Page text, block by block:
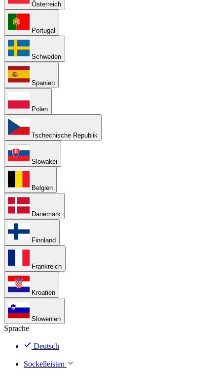
Österreich
Portugal
Schweden
Spanien
Polen
Tschechische Republik
Slowakei
Belgien
Dänemark
Finnland
Frankreich
Kroatien
Slowenien
Sprache
Deutsch
Sockelleisten